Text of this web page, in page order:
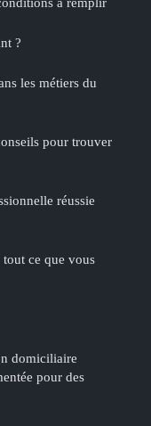
?
les métiers du
pour trouver
réussie
ce que vous
domiciliaire
pour des